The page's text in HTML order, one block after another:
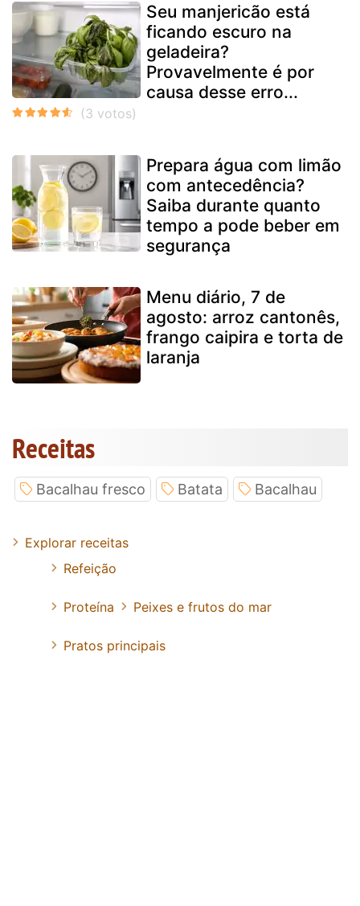
Seu manjericão está
ficando escuro na
geladeira?
Provavelmente é por
causa desse erro...
Prepara água com limão
com antecedência?
Saiba durante quanto
tempo a pode beber em
segurança
Menu diário, 7 de
agosto: arroz cantonês,
frango caipira e torta de
laranja
Receitas
Bacalhau fresco Batata Bacalhau
Explorar receitas
Refeição
Proteína Peixes e frutos do mar
Pratos principais